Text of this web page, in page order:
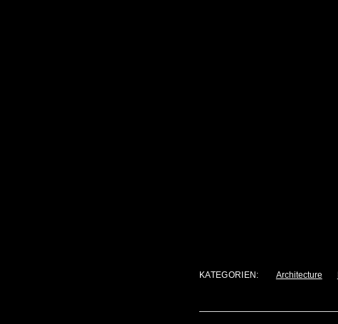
KATEGORIEN: Architecture